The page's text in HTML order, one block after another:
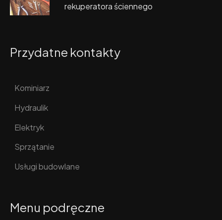
rekuperatora ściennego
Przydatne kontakty
Kominiarz
Hydraulik
Elektryk
Sprzątanie
Usługi budowlane
Menu podręczne